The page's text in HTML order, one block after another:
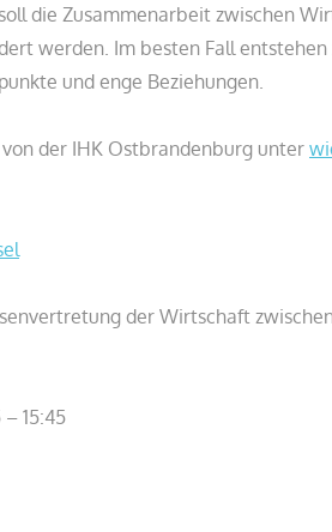
die Zusammenarbeit zwischen
werden. Im besten Fall
und enge Beziehungen.
der IHK Ostbrandenburg unter
der Wirtschaft
15:45